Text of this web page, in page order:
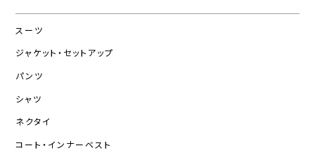
スーツ
ジャケット・セットアップ
パンツ
シャツ
ネクタイ
コート・インナーベスト